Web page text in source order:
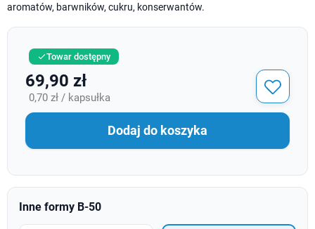
aromatów, barwników, cukru, konserwantów.
Towar dostępny
69,90 zł
0,70 zł / kapsułka
Dodaj do koszyka
Inne formy B-50